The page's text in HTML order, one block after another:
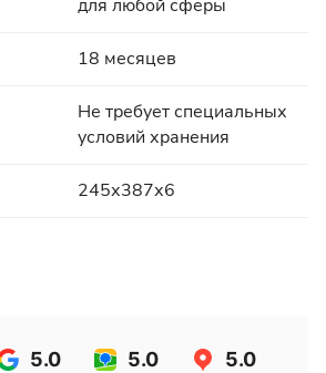
для любой сферы
18 месяцев
Не требует специальных
условий хранения
245х387х6
5.0 5.0 5.0